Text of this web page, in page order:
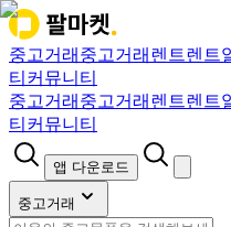
중고거래 중고거래 렌트렌트
티 커뮤니티
중고거래 중고거래 렌트렌트
티 커뮤니티
앱 다운로드
중고거래